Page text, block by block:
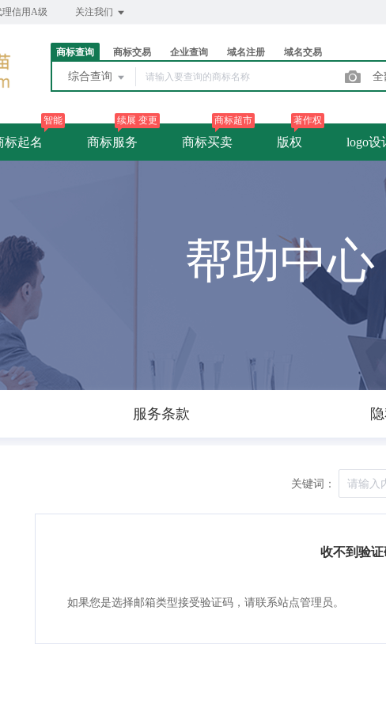
信用A级 关注我们
商标查询 商标交易 企业查询 域名注册 域名交易
综合查询 全
标起名
智能
商标服务
续展 变更
商标买卖
商标超市
版权
著作权
logo设
帮助中心
服务条款
关键词：
收不到验证
如果您是选择邮箱类型接受验证码，请联系站点管理员。